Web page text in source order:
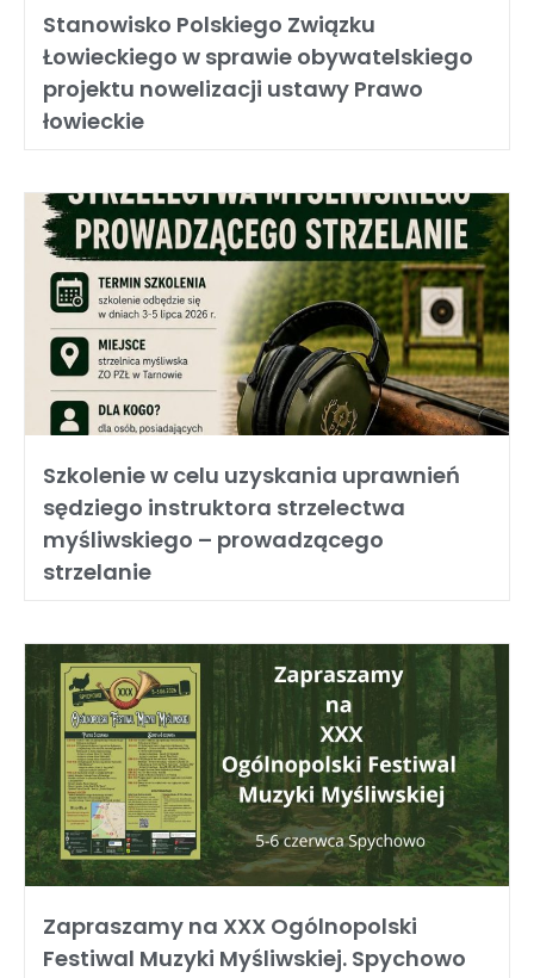
Stanowisko Polskiego Związku
Łowieckiego w sprawie obywatelskiego
projektu nowelizacji ustawy Prawo
łowieckie
Szkolenie w celu uzyskania uprawnień
sędziego instruktora strzelectwa
myśliwskiego – prowadzącego
strzelanie
Zapraszamy na XXX Ogólnopolski
Festiwal Muzyki Myśliwskiej. Spychowo